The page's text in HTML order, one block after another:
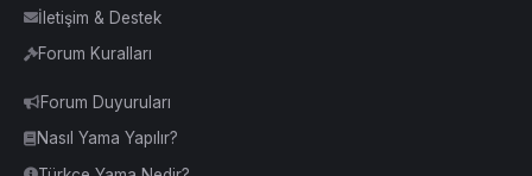
İletişim & Destek
Forum Kuralları
Forum Duyuruları
Nasıl Yama Yapılır?